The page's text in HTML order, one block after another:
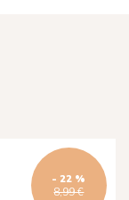
8,99 €
- 22 %